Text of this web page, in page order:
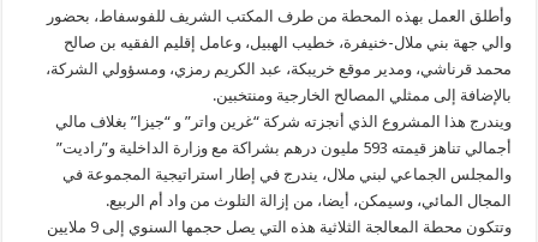
وأطلق العمل بهذه المحطة من طرف المكتب الشريف للفوسفاط، بحضور
والي جهة بني ملال-خنيفرة، خطيب الهبيل، وعامل إقليم الفقيه بن صالح
محمد قرناشي، ومدير موقع خريبكة، عبد الكريم رمزي، ومسؤولي الشركة،
بالإضافة إلى ممثلي المصالح الخارجية ومنتخبين.
ويندرج هذا المشروع الذي أنجزته شركة “غرين واتر” و “جيزا” بغلاف مالي
أجمالي تناهز قيمته 593 مليون درهم بشراكة مع وزارة الداخلية و”راديت”
والمجلس الجماعي لبني ملال، يندرج في إطار استراتيجية المجموعة في
المجال المائي، وسيمكن، أيضا، من إزالة التلوث من واد أم الربيع.
وتتكون محطة المعالجة الثلاثية هذه التي يصل حجمها السنوي إلى 9 ملايين